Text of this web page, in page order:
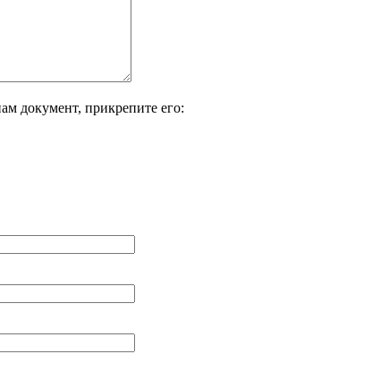
документ, прикрепите его: